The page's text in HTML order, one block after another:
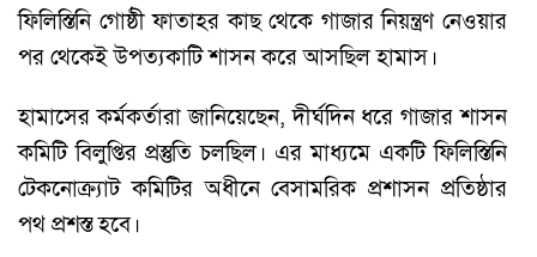
ফিলিস্তিনি গোষ্ঠী ফাতাহর কাছ থেকে গাজার নিয়ন্ত্রণ নেওয়ার
পর থেকেই উপত্যকাটি শাসন করে আসছিল হামাস।
হামাসের কর্মকর্তারা জানিয়েছেন, দীর্ঘদিন ধরে গাজার শাসন
কমিটি বিলুপ্তির প্রস্তুতি চলছিল। এর মাধ্যমে একটি ফিলিস্তিনি
টেকনোক্র্যাট কমিটির অধীনে বেসামরিক প্রশাসন প্রতিষ্ঠার
পথ প্রশস্ত হবে।